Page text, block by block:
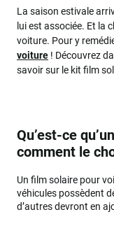
La saison estivale
lui est associée. Et la
voiture. Pour y
voiture ! Découvrez
savoir sur le kit film
Qu’est-ce
comment le
Un film solaire pour
véhicules possèdent
d’autres devront en